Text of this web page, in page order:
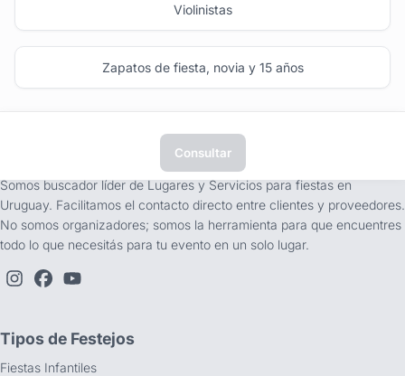
Violinistas
Zapatos de fiesta, novia y 15 años
Consultar
Somos buscador líder de Lugares y Servicios para fiestas en
Uruguay. Facilitamos el contacto directo entre clientes y proveedores.
No somos organizadores; somos la herramienta para que encuentres
todo lo que necesitás para tu evento en un solo lugar.
Tipos de Festejos
Fiestas Infantiles